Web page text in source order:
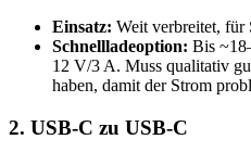
Einsatz: Weit verbreitet, für
Schnellladeoption: Bis
12 V/3 A. Muss qualitativ
haben, damit der Strom
2. USB-C zu USB-C